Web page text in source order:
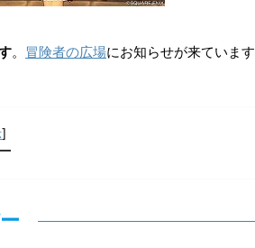
。 冒険者の広場にお知らせが来ています
]